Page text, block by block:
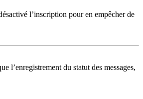
l’inscription pour en empêcher de
l’enregistrement du statut des messages,